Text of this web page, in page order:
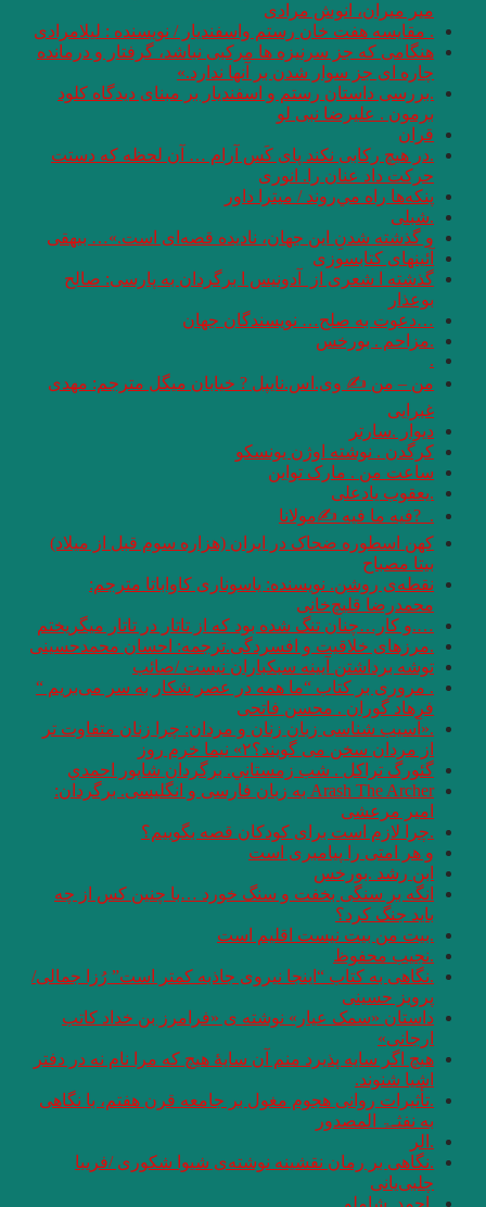
میر میران، انوش مرادی
. مقایسه هفت ‌خان رستم واسفندیار / نویسنده : لیلامرادی
هنگامی که جز سرنیزه ها مرکبی نباشد، گرفتار و درمانده
چاره ای جز سوار شدن بر آنها ندارد.»
.بررسی داستان رستم و اسفندیار بر مبنای دیدگاه کلود
برمون . علیرضا نبی لو
قران
.در هیچ رکابی نکند پای کَس آرام … آن لحظه که دستت
حرکت داد عنان را. انوری
پنكه‌ها راه مي‌روند / میترا داور
.شبلی
و گذشته شدنِ این جهان، نادیده قصه‌ای است.»… بیهقی
آئینهای كتابسوزی
گذشته ا شعری از آدونیس ا برگردان به پارسی: صالح
بوعذار
…دعوت به صلح… نویسندگان جهان
.مزاحم . بورخس
من – من ✍ وی.اس.نایپل ? خیابان میگل مترجم: مهدی
غبرایی
دیوار .سارتر
کرگدن . نوشته اوژن یونسکو
ساعت من . مارک تواین
.یعقوب یادعلی
. ‏ ?فیه ما فیه ✍مولانا
کهن اسطوره ضحاک در ایران (هزاره سوم قبل از میلاد)
بیتا مصباح
نقطه‌ی روشن. نویسنده: یاسوناری کاواباتا مترجم:
محمد‌رضا قلیچ‌خانی
….و كار…چنان تنگ شده بود كه از تاتار در تاتار ميگريختم
.مرزهای خلاقیت و افسردگی.ترجمه: احسان محمدحسینی
توشه برداشتن آیینه سبکباران نیست /صائب
. مروری بر کتاب “ما همه در عصر شکار به سر می‌بریم “‌
فرهاد گوران . محسن فاتحی
.«آسیب شناسی زبان زنان و مردان: چرا زنان متفاوت تر
از مردان سخن می گویند؟۲» نیما خرم روز
گئورگ تراكل . شب زمستاني. برگردان شاپور احمدي
Arash The Archer به زبان فارسی و انگلیسی. برگردان:
امیر مرعشی
.چرا لازم است برای کودکان قصه بگوییم؟
و هر امتى را پيامبرى است
ابن رشد .بورخس
انگه بر سنگی بخفت و سنگ خورد …با چنین کس از چه
باید جنگ کرد؟
.بیت من بیت نیست اقلیم است
.نجیب محفوظ
.نگاهی به کتاب “اینجا نیروی جاذبه کمتر است” رُزا جمالی/
پرویز حسینی
داستان «سمک عیار» نوشته ی «فرامرز بن خداد کاتب
ارجانی»
هیچ اگر سایه پذیرد منم آن سایهٔ هیچ که مرا نام نه در دفتر
اشیا شنوند.
.تأثیرات روانی هجوم مغول بر جامعه قرن هفتم، با نگاهی
به نفثـۃ المصدور
.الر
.نگاهی بر رمان نقشینه نوشته‌ی شیوا شکوری /فریبا
چلبی‌یانی
.احمد_شاملو